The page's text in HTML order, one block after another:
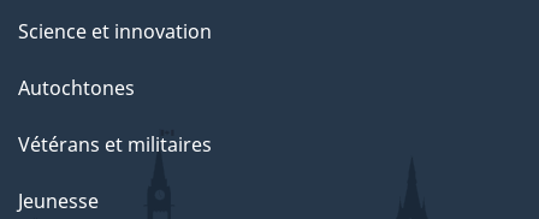
Science et innovation
Autochtones
Vétérans et militaires
Jeunesse